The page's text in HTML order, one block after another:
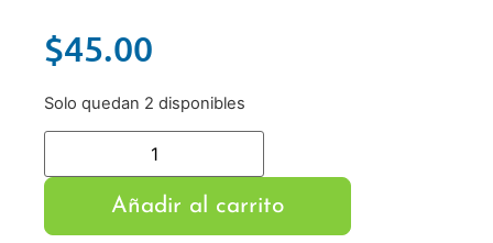
$45.00
Solo quedan 2 disponibles
Añadir al carrito